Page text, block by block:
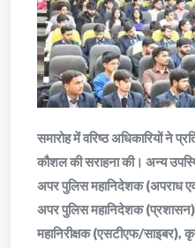
समारोह में वरिष्ठ अधिकारियों ने
कौशल की सराहना की। अन्य
अपर पुलिस महानिदेशक (अपराध
अपर पुलिस महानिदेशक
महानिरीक्षक (एसटीएफ/साइबर),